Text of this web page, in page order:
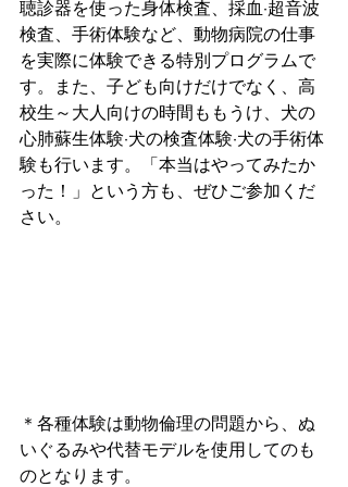
聴診器を使った身体検査、採血·超音波
検査、手術体験など、動物病院の仕事
を実際に体験できる特別プログラムで
す。また、子ども向けだけでなく、高
校生～大人向けの時間ももうけ、犬の
心肺蘇生体験·犬の検査体験·犬の手術体
験も行います。「本当はやってみたか
った！」という方も、ぜひご参加くだ
さい。
＊各種体験は動物倫理の問題から、ぬ
いぐるみや代替モデルを使用してのも
のとなります。